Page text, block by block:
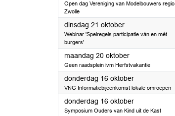
Open dag Vereniging van Modelbouwers regio
Zwolle
dinsdag 21 oktober2025
Webinar 'Spelregels participatie ván en mét
burgers'
maandag 20 oktober2025
Geen raadsplein ivm Herfstvakantie
donderdag 16 oktober2025
VNG Informatiebijeenkomst lokale omroepen
donderdag 16 oktober2025
Symposium Ouders van Kind uit de Kast